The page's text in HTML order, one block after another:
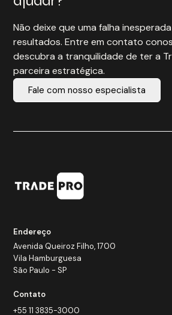
Não deixe que uma falha
resultados. Entre em contato
descubra a tranquilidade de ter a
parceira estratégica.
Fale com nosso especialista
Endereço
Avenida Queiroz Filho, 1700
Vila Hamburguesa
São Paulo - SP
Contato
+55 11 3835-3000